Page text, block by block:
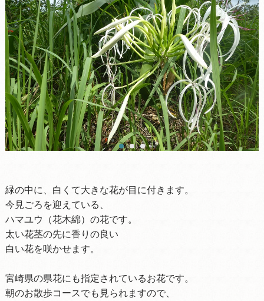
緑の中に、白くて大きな花が目に付きます。
今見ごろを迎えている、
ハマユウ（花木綿）の花です。
太い花茎の先に香りの良い
白い花を咲かせます。
宮崎県の県花にも指定されているお花です。
朝のお散歩コースでも見られますので、